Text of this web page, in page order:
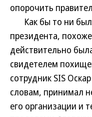
опорочить
Как бы то ни
президента,
действительно
свидетелем
сотрудник SIS
словам, принимал
его организации и